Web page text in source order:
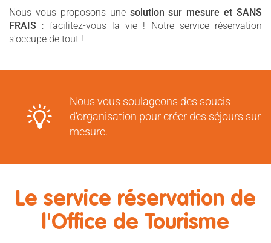
Nous vous proposons une solution sur mesure et SANS
FRAIS : facilitez-vous la vie ! Notre service réservation
s'occupe de tout !
Nous vous soulageons des soucis
d’organisation pour créer des séjours sur
mesure.
Le service réservation de
l'Office de Tourisme